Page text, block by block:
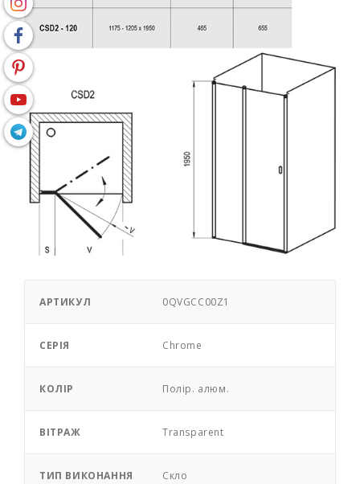
АРТИКУЛ 0QVGCC00Z1
СЕРІЯ Chrome
КОЛІР Полір. алюм.
ВІТРАЖ Transparent
ТИП ВИКОНАННЯ Скло